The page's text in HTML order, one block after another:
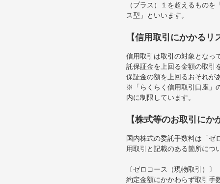
（プラス）１を超えるもの
ス型」といいます。
【信用取引にかかるリ
信用取引は取引の対象となっ
託保証金を上回る金額の取引
保証金の額を上回るおそれが
※「らくらく信用取引口座」
内に制限しています。
【株式等のお取引にか
国内株式の委託手数料は「ゼ
用取引と記載のある箇所につ
〔ゼロコース（現物取引）〕
約定金額にかかわらず取引手